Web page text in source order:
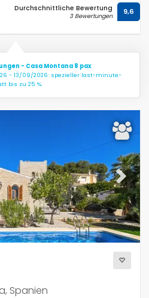
Durchschnittliche Bewertung
3 Bewertungen 9,6
- Casa Montana 8 pax
- 13/09/2026: spezieller last-minute-
bis zu 25 %.
Next
Spanien